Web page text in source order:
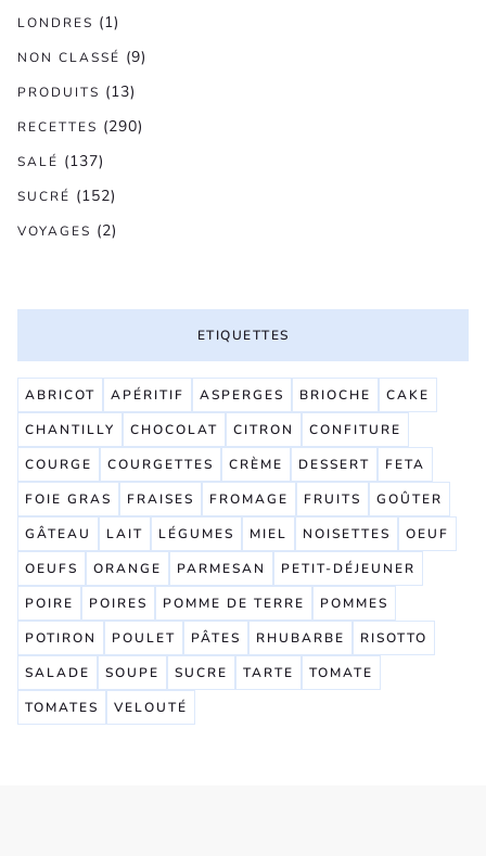
LONDRES (1)
NON CLASSÉ (9)
PRODUITS (13)
RECETTES (290)
SALÉ (137)
SUCRÉ (152)
VOYAGES (2)
ETIQUETTES
ABRICOT APÉRITIF ASPERGES BRIOCHE
CAKE
CHANTILLY
CHOCOLAT CITRON
CONFITURE
COURGE
COURGETTES CRÈME DESSERT
FETA
FOIE GRAS
FRAISES FROMAGE FRUITS
GOÛTER
GÂTEAU
LAIT LÉGUMES MIEL NOISETTES
OEUF
OEUFS
ORANGE PARMESAN
PETIT-DÉJEUNER
POIRE
POIRES POMME DE TERRE
POMMES
POTIRON
POULET PÂTES RHUBARBE
RISOTTO
SALADE
SOUPE SUCRE TARTE
TOMATE
TOMATES
VELOUTÉ